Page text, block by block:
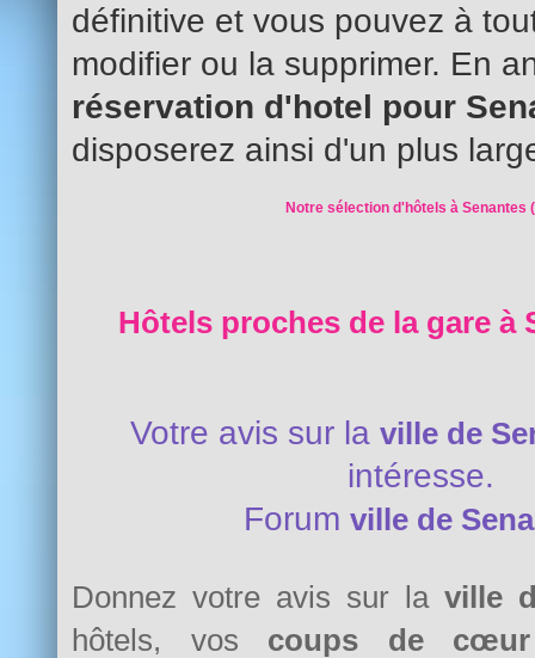
définitive et vous pouvez à
modifier ou la supprimer. En
réservation d'hotel pour
disposerez ainsi d'un plus
Notre sélection d'hôtels à Senantes
Hôtels proches de la gare à
Votre avis sur la ville de
intéresse.
Forum ville de
Donnez votre avis sur la ville
hôtels, vos coups de cœur